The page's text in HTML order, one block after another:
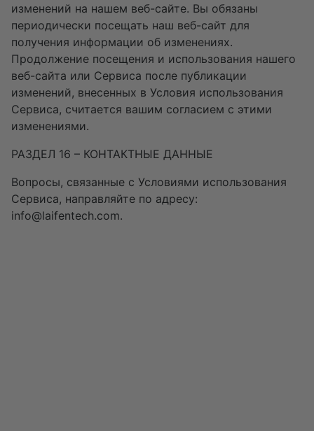
изменений на нашем веб-сайте. Вы обязаны
периодически посещать наш веб-сайт для
получения информации об изменениях.
Продолжение посещения и использования нашего
веб-сайта или Сервиса после публикации
изменений, внесенных в Условия использования
Сервиса, считается вашим согласием с этими
изменениями.
РАЗДЕЛ 16 – КОНТАКТНЫЕ ДАННЫЕ
Вопросы, связанные с Условиями использования
Сервиса, направляйте по адресу:
info@laifentech.com.